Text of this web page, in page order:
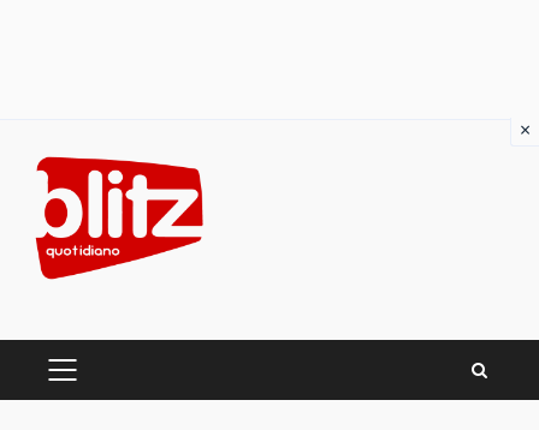
content
PRIMARY
×